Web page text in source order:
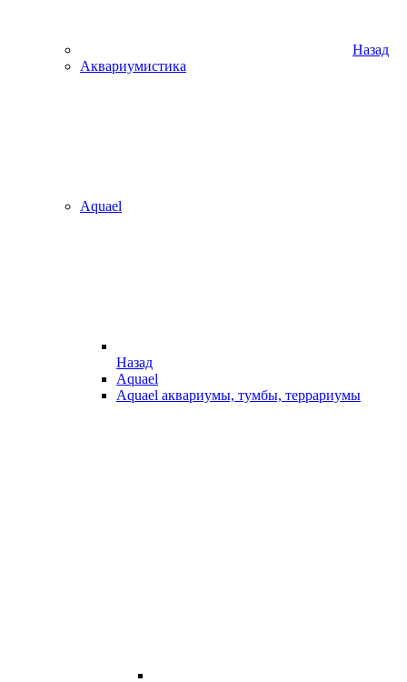
Назад
Аквариумистика
Aquael
Назад
Aquael
Aquael аквариумы, тумбы, террариумы